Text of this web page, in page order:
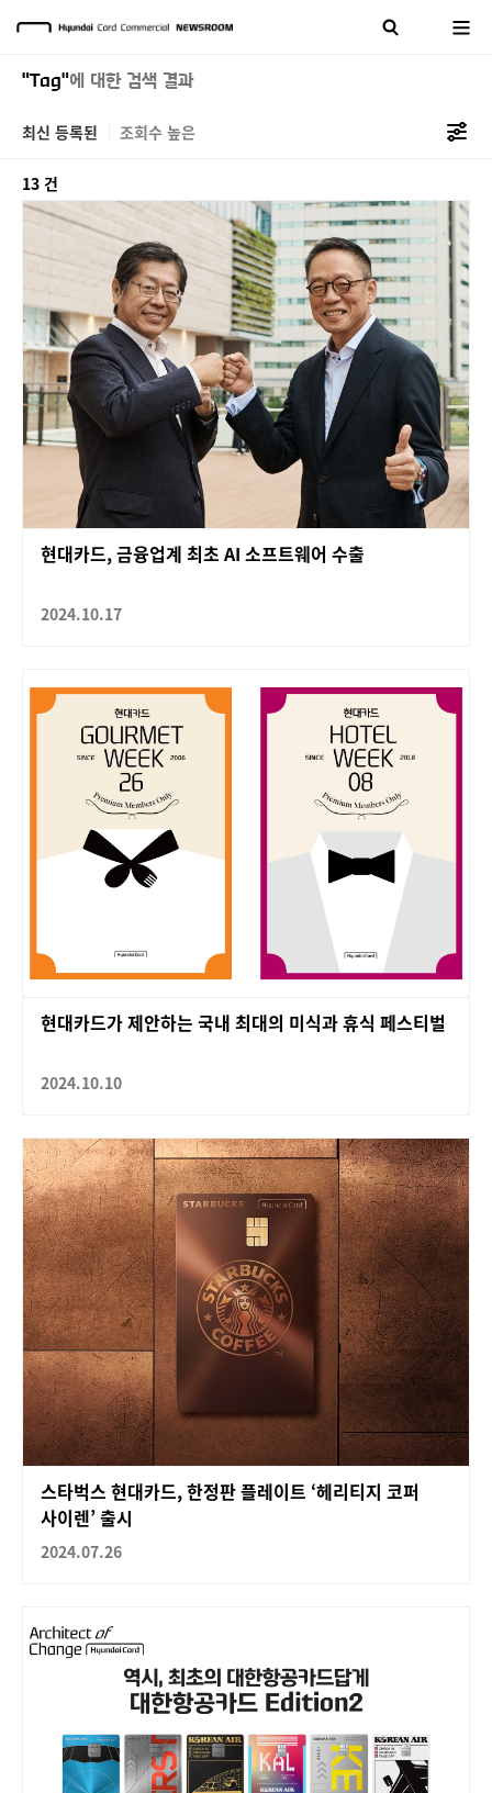
"Tag"에 대한 검색 결과
최신 등록된 조회수 높은
13 건
현대카드, 금융업계 최초 AI 소프트웨어 수출
2024.10.17
현대카드가 제안하는 국내 최대의 미식과 휴식 페스티벌
2024.10.10
스타벅스 현대카드, 한정판 플레이트 ‘헤리티지 코퍼
사이렌’ 출시
2024.07.26